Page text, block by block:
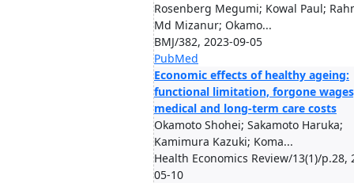
Rosenberg Megumi; Kowal Paul;
Md Mizanur; Okamo...
BMJ/382, 2023-09-05
PubMed
Economic effects of healthy ageing:
functional limitation, forgone
medical and long-term care costs
Okamoto Shohei; Sakamoto Haruka;
Kamimura Kazuki; Koma...
Health Economics Review/13(1)/p.28,
05-10